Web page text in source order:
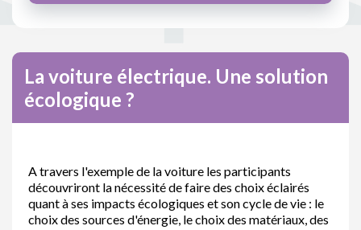
La voiture électrique. Une solution
écologique ?
A travers l'exemple de la voiture les participants
découvriront la nécessité de faire des choix éclairés
quant à ses impacts écologiques et son cycle de vie : le
choix des sources d'énergie, le choix des matériaux, des